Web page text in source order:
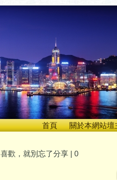
首頁
關於本網站壇
喜歡，就別忘了分享 | 0